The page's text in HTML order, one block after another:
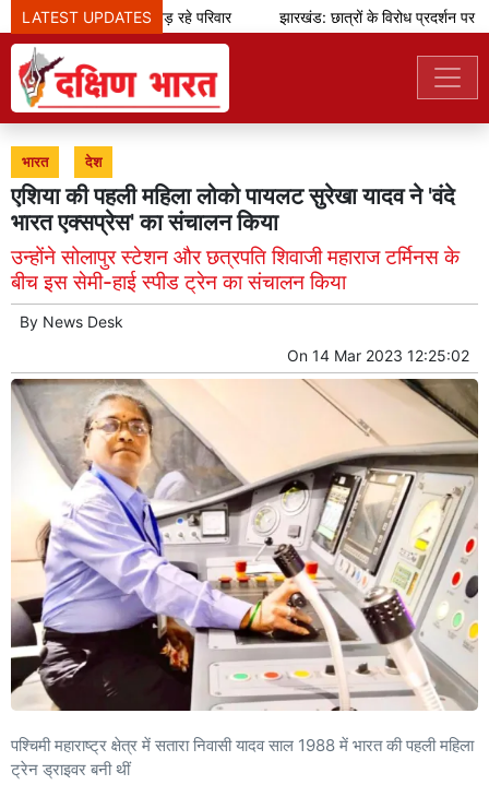
LATEST UPDATES
जुए के जाल से उजड़ रहे परिवार झारखंड: छात्रों के विरोध प्रदर्शन पर
भारत देश
एशिया की पहली महिला लोको पायलट सुरेखा यादव ने 'वंदे
भारत एक्सप्रेस' का संचालन किया
उन्होंने सोलापुर स्टेशन और छत्रपति शिवाजी महाराज टर्मिनस के
बीच इस सेमी-हाई स्पीड ट्रेन का संचालन किया
By News Desk
On 14 Mar 2023 12:25:02
पश्चिमी महाराष्ट्र क्षेत्र में सतारा निवासी यादव साल 1988 में भारत की पहली महिला
ट्रेन ड्राइवर बनी थीं